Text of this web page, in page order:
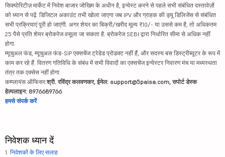
सिक्योरिटीज़ मार्केट में निवेश बाजार जोखिम के अधीन है, इन्वेस्ट करने से पहले सभी संबंधित दस्तावेज़ों
को ध्यान से पढ़ें. डिजिटल अकाउंट तभी खोला जाएगा जब IPV और ग्राहक की ड्यू डिलिजेंस से संबंधित
सभी प्रक्रियाएं पूरी हो जाएंगी. अगर शेयर का बिक्री/खरीद मूल्य ₹10/- या उससे कम है, तो अधिकतम
25 पैसे प्रति शेयर ब्रोकरेज वसूला जा सकता है. ब्रोकरेज SEBI द्वारा निर्धारित सीमा से अधिक नहीं
होगा.
म्यूचुअल फंड, म्यूचुअल फंड-SIP एक्सचेंज ट्रेडेड प्रोडक्ट नहीं हैं, और सदस्य बस डिस्ट्रीब्यूटर के रूप में
काम कर रहे हैं. वितरण गतिविधि के संबंध में सभी विवादों का एक्सचेंज इन्वेस्टर निवारण मंच या मध्यस्थता
तंत्र तक एक्सेस नहीं होगा.
कम्प्लायंस ऑफिसर:श्री. रविंद्र कलवणकर, ईमेल: support@5paisa.com, सपोर्ट डेस्क
हेल्पलाइन: 8976689766
हमसे संपर्क करें
निवेशक ध्यान दें
1. निवेशकों के लिए सलाह